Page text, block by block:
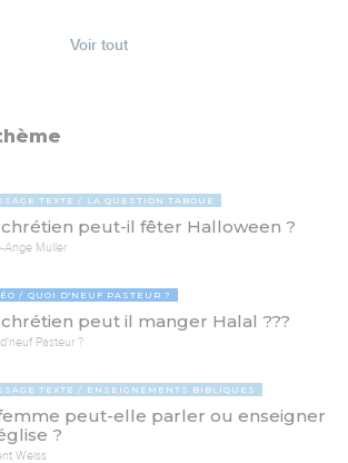
Voir tout
TEXTE LA QUESTION TABOUE
chrétien peut-il fêter Halloween ?
Ange Muller
QUOI D'NEUF PASTEUR ?
peut il manger Halal ???
Pasteur ?
TEXTE ENSEIGNEMENTS BIBLIQUES
peut-elle parler ou enseigner
?
Weiss